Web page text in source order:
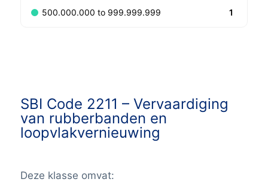
500.000.000 to 999.999.999
1
SBI Code 2211 – Vervaardiging
van rubberbanden en
loopvlakvernieuwing
Deze klasse omvat: